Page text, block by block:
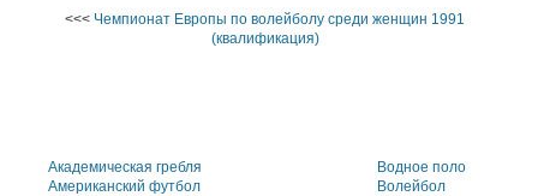
<<< Чемпионат Европы по волейболу среди женщин 1991
(квалификация)
Академическая гребля
Американский футбол
Водное поло
Волейбол